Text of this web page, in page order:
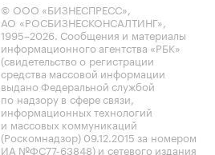
© ООО «БИЗНЕСПРЕСС»,
АО «РОСБИЗНЕСКОНСАЛТИНГ»,
1995–2026. Сообщения и материалы
информационного агентства «РБК»
(свидетельство о регистрации
средства массовой информации
выдано Федеральной службой
по надзору в сфере связи,
информационных технологий
и массовых коммуникаций
(Роскомнадзор) 09.12.2015 за номером
ИА №ФС77-63848) и сетевого издания